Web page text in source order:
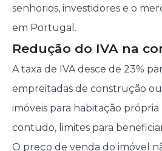
senhorios, investidores e o
em Portugal.
Redução do IVA na
A taxa de IVA desce de 23%
empreitadas de construção
imóveis para habitação
contudo, limites para
O preço de venda do imóvel